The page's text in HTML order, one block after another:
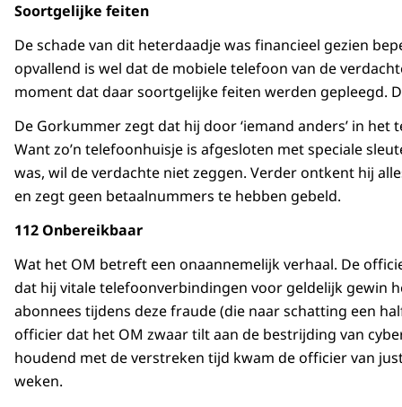
Soortgelijke feiten
De schade van dit heterdaadje was financieel gezien
opvallend is wel dat de mobiele telefoon van de
moment dat daar soortgelijke feiten werden gepleegd.
De Gorkummer zegt dat hij door ‘iemand anders’ in
Want zo’n telefoonhuisje is afgesloten met speciale
was, wil de verdachte niet zeggen. Verder ontkent hij
en zegt geen betaalnummers te hebben gebeld.
112 Onbereikbaar
Wat het OM betreft een onaannemelijk verhaal. De
dat hij vitale telefoonverbindingen voor geldelijk gewin
abonnees tijdens deze fraude (die naar schatting een
officier dat het OM zwaar tilt aan de bestrijding van
houdend met de verstreken tijd kwam de officier van
weken.